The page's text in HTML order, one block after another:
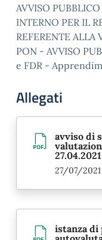
AVVISO
INTERNO PER IL
REFERENTE ALLA
PON - AVVISO
e FDR -
Allegati
avviso di
27.04.2021
27/07/2021
istanza di